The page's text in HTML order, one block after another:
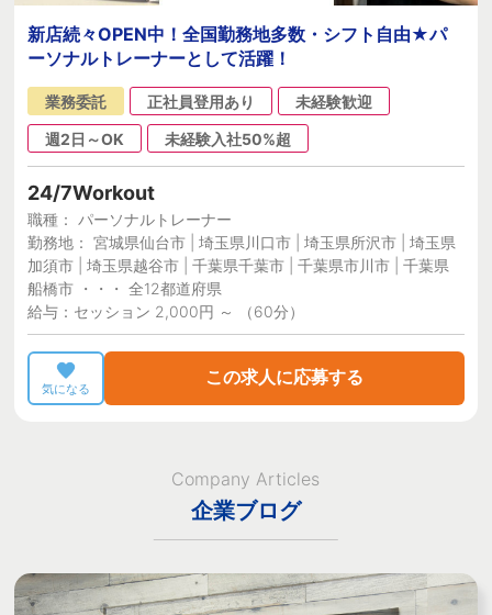
新店続々OPEN中！全国勤務地多数・シフト自由★パ
ーソナルトレーナーとして活躍！
業務委託 正社員登用あり
未経験歓迎
週2日～OK
未経験入社50%超
24/7Workout
職種： パーソナルトレーナー
勤務地： 宮城県仙台市 | 埼玉県川口市 | 埼玉県所沢市 | 埼玉県
加須市 | 埼玉県越谷市 | 千葉県千葉市 | 千葉県市川市 | 千葉県
船橋市 ・・・ 全12都道府県
給与：セッション 2,000円 ～ （60分）
気になる
この求人に応募する
Company Articles
企業ブログ